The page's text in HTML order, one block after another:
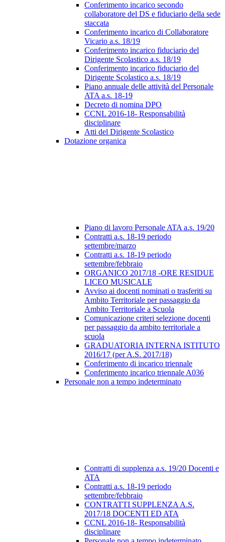
Conferimento incarico secondo
collaboratore del DS e fiduciario della sede
staccata
Conferimento incarico di Collaboratore
Vicario a.s. 18/19
Conferimento incarico fiduciario del
Dirigente Scolastico a.s. 18/19
Conferimento incarico fiduciario del
Dirigente Scolastico a.s. 18/19
Piano annuale delle attività del Personale
ATA a.s. 18-19
Decreto di nomina DPO
CCNL 2016-18- Responsabilità
disciplinare
Atti del Dirigente Scolastico
Dotazione organica
Piano di lavoro Personale ATA a.s. 19/20
Contratti a.s. 18-19 periodo
settembre/marzo
Contratti a.s. 18-19 periodo
settembre/febbraio
ORGANICO 2017/18 -ORE RESIDUE
LICEO MUSICALE
Avviso ai docenti nominati o trasferiti su
Ambito Territoriale per passaggio da
Ambito Territoriale a Scuola
Comunicazione criteri selezione docenti
per passaggio da ambito territoriale a
scuola
GRADUATORIA INTERNA ISTITUTO
2016/17 (per A.S. 2017/18)
Conferimento di incarico triennale
Conferimento incarico triennale A036
Personale non a tempo indeterminato
Contratti di supplenza a.s. 19/20 Docenti e
ATA
Contratti a.s. 18-19 periodo
settembre/febbraio
CONTRATTI SUPPLENZA A.S.
2017/18 DOCENTI ED ATA
CCNL 2016-18- Responsabilità
disciplinare